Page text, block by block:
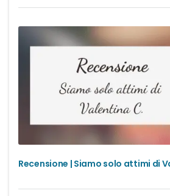
Recensione | Siamo solo attimi di